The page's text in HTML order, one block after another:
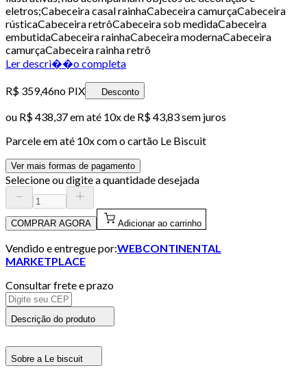
eletros;Cabeceira casal rainhaCabeceira camurçaCabeceira
rústicaCabeceira retrôCabeceira sob medidaCabeceira
embutidaCabeceira rainhaCabeceira modernaCabeceira
camurçaCabeceira rainha retrô
Ler descri��o completa
R$ 359,46no PIX Desconto
ou R$ 438,37em até 10x de R$ 43,83 sem juros
Parcele em até 10x com o cartão Le Biscuit
Ver mais formas de pagamento
Selecione ou digite a quantidade desejada
COMPRAR AGORA Adicionar ao carrinho
Vendido e entregue por:WEBCONTINENTAL
MARKETPLACE
Consultar frete e prazo
Descrição do produto
Sobre a Le biscuit